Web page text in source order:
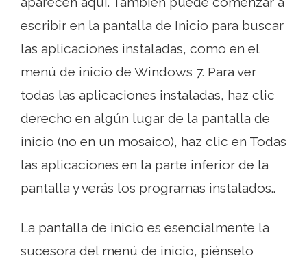
escribir en la pantalla de Inicio para buscar
las aplicaciones instaladas, como en el
menú de inicio de Windows 7. Para ver
todas las aplicaciones instaladas, haz clic
derecho en algún lugar de la pantalla de
inicio (no en un mosaico), haz clic en Todas
las aplicaciones en la parte inferior de la
pantalla y verás los programas instalados..
La pantalla de inicio es esencialmente la
sucesora del menú de inicio, piénselo